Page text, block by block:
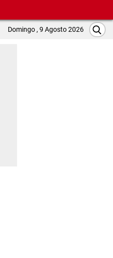
Domingo , 9 Agosto 2026